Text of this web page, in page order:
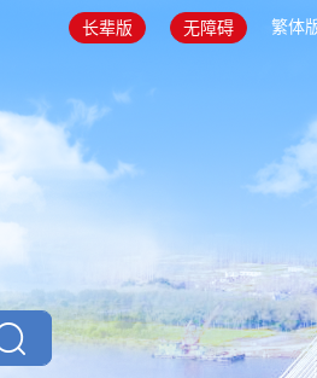
长辈版 无障碍 繁体